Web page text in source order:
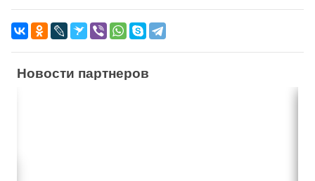
Новости партнеров